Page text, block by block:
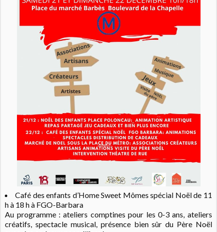
Café des enfants d’Home Sweet Mômes spécial Noël de 11
h à 18 h à FGO-Barbara
Au programme : ateliers comptines pour les 0-3 ans, ateliers
créatifs, spectacle musical, présence bien sûr du Père Noël